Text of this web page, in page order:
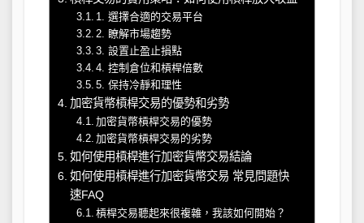
1. 選擇合適的交易平台
2. 瞭解市場趨勢
3. 設置止盈止損點
4. 控制倉位和槓桿倍數
5. 保持冷靜和理性
加密貨幣槓桿交易的優勢和劣勢
加密貨幣槓桿交易的優勢
加密貨幣槓桿交易的劣勢
如何使用槓桿進行加密貨幣交易結論
如何使用槓桿進行加密貨幣交易 常見問題快
速FAQ
槓桿交易聽起來很複雜，我該如何開始？